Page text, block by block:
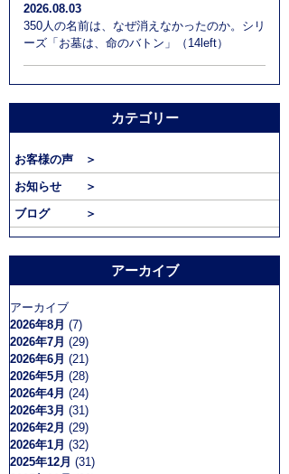
2026.08.03
350人の名前は、なぜ消えなかったのか。シリ
ーズ「お墓は、命のバトン」（14left）
カテゴリー
お客様の声 ＞
お知らせ ＞
ブログ ＞
アーカイブ
アーカイブ
2026年8月 (7)
2026年7月 (29)
2026年6月 (21)
2026年5月 (28)
2026年4月 (24)
2026年3月 (31)
2026年2月 (29)
2026年1月 (32)
2025年12月 (31)